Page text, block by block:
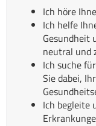
Ich höre
Ich helfe
Gesundheit
neutral und
Ich suche
Sie dabei,
Ich begleite